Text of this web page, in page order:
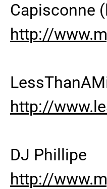
Capisconne
http://
http://
DJ Phillipe
http://